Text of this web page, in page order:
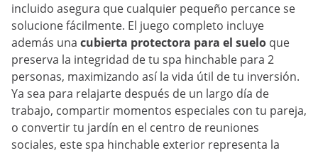
incluido asegura que cualquier pequeño percance se
solucione fácilmente. El juego completo incluye
además una cubierta protectora para el suelo que
preserva la integridad de tu spa hinchable para 2
personas, maximizando así la vida útil de tu inversión.
Ya sea para relajarte después de un largo día de
trabajo, compartir momentos especiales con tu pareja,
o convertir tu jardín en el centro de reuniones
sociales, este spa hinchable exterior representa la